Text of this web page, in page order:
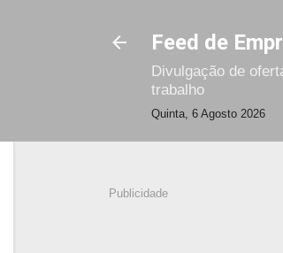
Feed de
Divulgação de
trabalho
Quinta, 6 Agosto 2026
Publicidade